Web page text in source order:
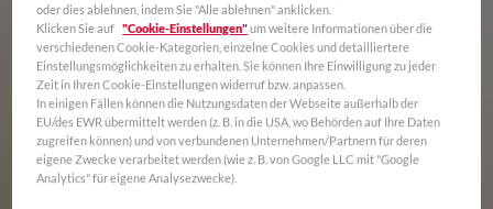
oder dies ablehnen, indem Sie "Alle ablehnen" anklicken.
Klicken Sie auf "Cookie-Einstellungen"um weitere Informationen über die
verschiedenen Cookie-Kategorien, einzelne Cookies und detailliertere
Einstellungsmöglichkeiten zu erhalten. Sie können Ihre Einwilligung zu jeder
Zeit in Ihren Cookie-Einstellungen widerruf bzw. anpassen.
In einigen Fällen können die Nutzungsdaten der Webseite außerhalb der
EU/des EWR übermittelt werden (z. B. in die USA, wo Behörden auf Ihre Daten
zugreifen können) und von verbundenen Unternehmen/Partnern für deren
eigene Zwecke verarbeitet werden (wie z. B. von Google LLC mit "Google
Analytics" für eigene Analysezwecke).